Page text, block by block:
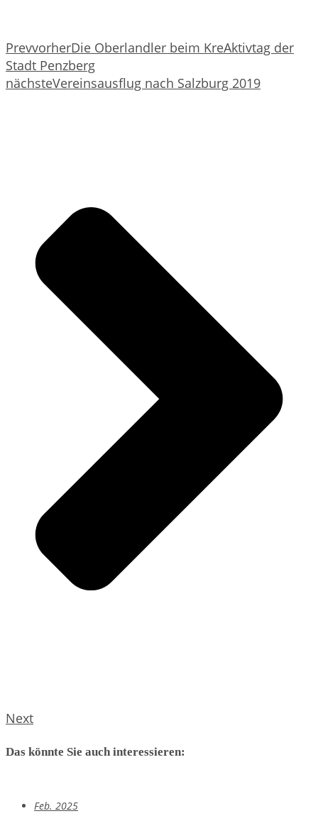
PrevvorherDie Oberlandler beim KreAktivtag der
Stadt Penzberg
nächsteVereinsausflug nach Salzburg 2019
Next
Das könnte Sie auch interessieren:
Feb. 2025